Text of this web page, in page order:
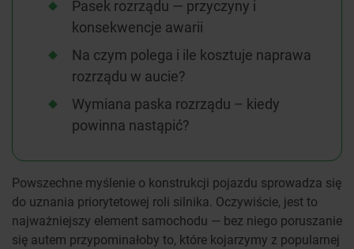
Pasek rozrządu — przyczyny i
konsekwencje awarii
Na czym polega i ile kosztuje naprawa
rozrządu w aucie?
Wymiana paska rozrządu – kiedy
powinna nastąpić?
Powszechne myślenie o konstrukcji pojazdu sprowadza się
do uznania priorytetowej roli silnika. Oczywiście, jest to
najważniejszy element samochodu — bez niego poruszanie
się autem przypominałoby to, które kojarzymy z popularnej